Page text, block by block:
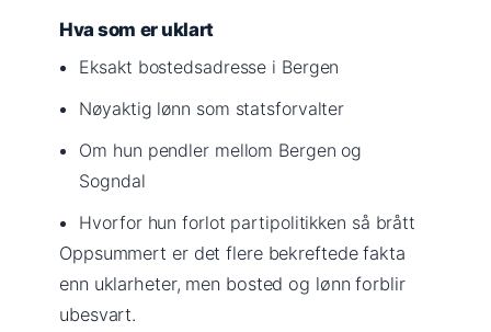
Hva som er uklart
Eksakt bostedsadresse i Bergen
Nøyaktig lønn som statsforvalter
Om hun pendler mellom Bergen og
Sogndal
Hvorfor hun forlot partipolitikken så brått
Oppsummert er det flere bekreftede fakta
enn uklarheter, men bosted og lønn forblir
ubesvart.